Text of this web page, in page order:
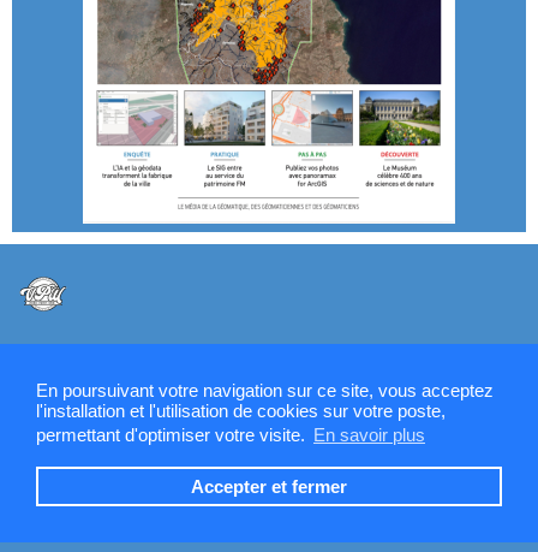
En poursuivant votre navigation sur ce site, vous acceptez
l'installation et l'utilisation de cookies sur votre poste,
permettant d'optimiser votre visite. En savoir plus
Accepter et fermer
Contactez la rédaction de SIGMAG & SIGTV